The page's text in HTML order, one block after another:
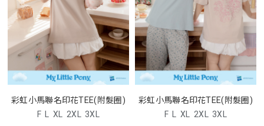
彩虹小馬聯名印花TEE(附髮圈)
F L XL 2XL 3XL
彩虹小馬聯名印花TEE(附髮圈)
F L XL 2XL 3XL